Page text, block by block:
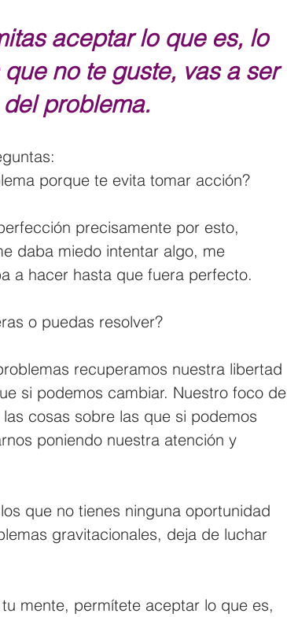
aceptar lo que es, lo
no te guste, vas a ser
problema.
porque te evita tomar acción?
precisamente por esto,
daba miedo intentar algo, me
a hacer hasta que fuera perfecto.
o puedas resolver?
recuperamos nuestra libertad
si podemos cambiar. Nuestro foco de
cosas sobre las que si podemos
poniendo nuestra atención y
que no tienes ninguna oportunidad
gravitacionales, deja de luchar
mente, permítete aceptar lo que es,